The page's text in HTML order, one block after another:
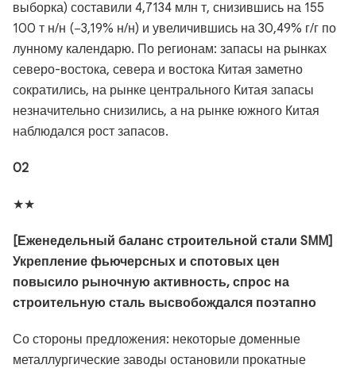
выборка) составили 4,7134 млн т, снизившись на 155
100 т н/н (−3,19% н/н) и увеличившись на 30,49% г/г по
лунному календарю. По регионам: запасы на рынках
северо-востока, севера и востока Китая заметно
сократились, на рынке центрального Китая запасы
незначительно снизились, а на рынке южного Китая
наблюдался рост запасов.
02
★★
[Еженедельный баланс строительной стали SMM]
Укрепление фьючерсных и спотовых цен
повысило рыночную активность, спрос на
строительную сталь высвобождался поэтапно
Со стороны предложения: некоторые доменные
металлургические заводы остановили прокатные